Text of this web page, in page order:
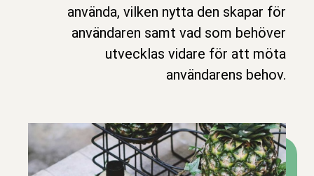
använda, vilken nytta den skapar för
användaren samt vad som behöver
utvecklas vidare för att möta
användarens behov.